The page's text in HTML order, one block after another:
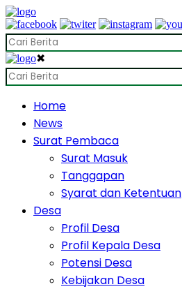
✖
Home
News
Surat Pembaca
Surat Masuk
Tanggapan
Syarat dan Ketentuan
Desa
Profil Desa
Profil Kepala Desa
Potensi Desa
Kebijakan Desa